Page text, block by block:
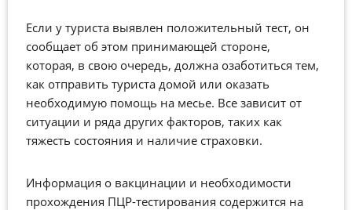
Если у туриста выявлен положительный тест, он
сообщает об этом принимающей стороне,
которая, в свою очередь, должна озаботиться тем,
как отправить туриста домой или оказать
необходимую помощь на месье. Все зависит от
ситуации и ряда других факторов, таких как
тяжесть состояния и наличие страховки.
Информация о вакцинации и необходимости
прохождения ПЦР-тестирования содержится на